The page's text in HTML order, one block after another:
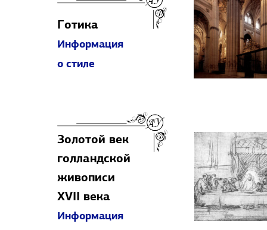
Готика
Информация
о стиле
Золотой век
голландской
живописи
XVII века
Информация